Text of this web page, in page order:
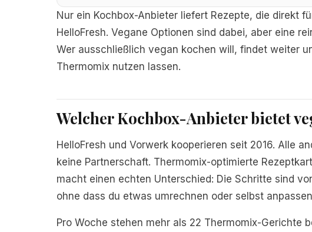
Nur ein Kochbox-Anbieter liefert Rezepte, die direkt
HelloFresh. Vegane Optionen sind dabei, aber eine
Wer ausschließlich vegan kochen will, findet weiter
Thermomix nutzen lassen.
Welcher Kochbox-Anbieter bietet
HelloFresh und Vorwerk kooperieren seit 2016. Alle
keine Partnerschaft. Thermomix-optimierte
macht einen echten Unterschied: Die Schritte sind
ohne dass du etwas umrechnen oder selbst
Pro Woche stehen mehr als 22 Thermomix-Gerichte